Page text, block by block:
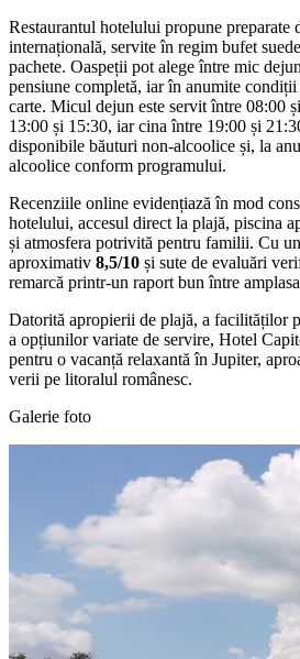
Restaurantul hotelului propune preparate
internațională, servite în regim bufet
pachete. Oaspeții pot alege între mic
pensiune completă, iar în anumite
carte. Micul dejun este servit între 08:00
13:00 și 15:30, iar cina între 19:00 și
disponibile băuturi non-alcoolice și, la
alcoolice conform programului.
Recenziile online evidențiază în mod
hotelului, accesul direct la plajă, piscina
și atmosfera potrivită pentru familii. Cu
aproximativ 8,5/10 și sute de evaluări
remarcă printr-un raport bun între
Datorită apropierii de plajă, a facilităților
a opțiunilor variate de servire, Hotel
pentru o vacanță relaxantă în Jupiter,
verii pe litoralul românesc.
Galerie foto